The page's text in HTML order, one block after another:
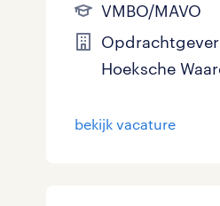
Medisch 0
toon 193
VMBO/MAVO
Hoeksche
bekijk vacature